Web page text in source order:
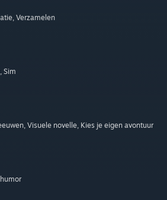
, Verzamelen
, Sim
, Visuele novelle, Kies je eigen avontuur